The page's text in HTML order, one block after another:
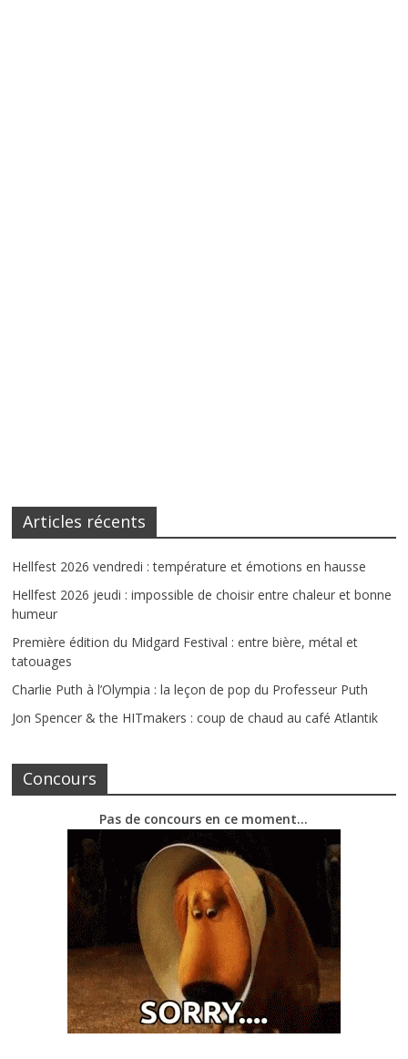
Articles récents
Hellfest 2026 vendredi : température et émotions en hausse
Hellfest 2026 jeudi : impossible de choisir entre chaleur et bonne
humeur
Première édition du Midgard Festival : entre bière, métal et
tatouages
Charlie Puth à l’Olympia : la leçon de pop du Professeur Puth
Jon Spencer & the HITmakers : coup de chaud au café Atlantik
Concours
Pas de concours en ce moment…